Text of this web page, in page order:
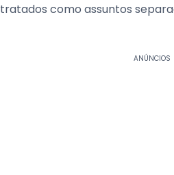
como assuntos
ANÚNCIOS